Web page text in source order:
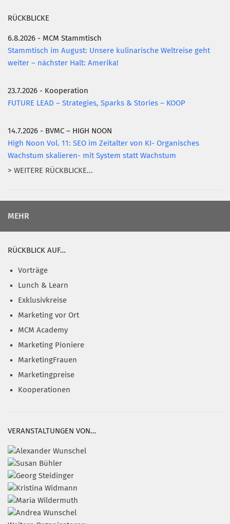
RÜCKBLICKE
6.8.2026 - MCM Stammtisch
Stammtisch im August: Unsere kulinarische Weltreise geht
weiter – nächster Halt: Amerika!
23.7.2026 - Kooperation
FUTURE LEAD – Strategies, Sparks & Stories – KOOP
14.7.2026 - BVMC – HIGH NOON
High Noon Vol. 11: SEO im Zeitalter von KI- Organisches
Wachstum skalieren- mit System statt Wachstum
> WEITERE RÜCKBLICKE...
MEHR
RÜCKBLICK AUF…
Vorträge
Lunch & Learn
Exklusivkreise
Marketing vor Ort
MCM Academy
Marketing Pioniere
MarketingFrauen
Marketingpreise
Kooperationen
VERANSTALTUNGEN VON…